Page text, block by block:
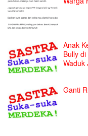
Anak
Bully
Waduk
Ganti